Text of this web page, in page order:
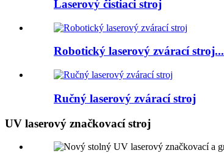
Laserový čistiaci stroj
Robotický laserový zvárací stroj...
Ručný laserový zvárací stroj
UV laserový značkovací stroj